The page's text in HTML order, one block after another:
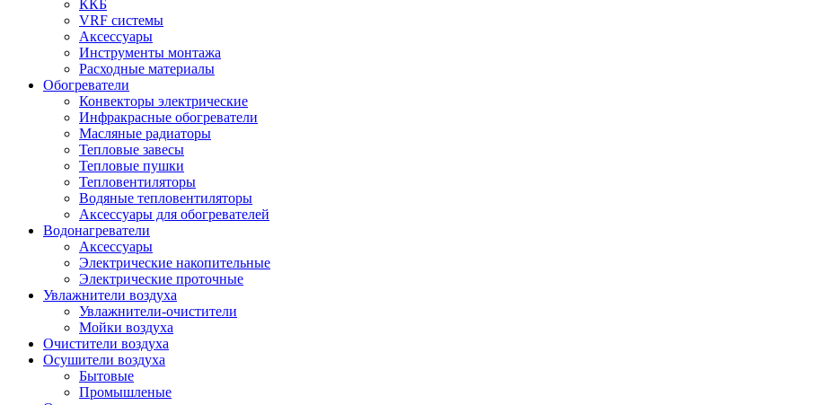
ККБ
VRF системы
Аксессуары
Инструменты монтажа
Расходные материалы
Обогреватели
Конвекторы электрические
Инфракрасные обогреватели
Масляные радиаторы
Тепловые завесы
Тепловые пушки
Тепловентиляторы
Водяные тепловентиляторы
Аксессуары для обогревателей
Водонагреватели
Аксессуары
Электрические накопительные
Электрические проточные
Увлажнители воздуха
Увлажнители-очистители
Мойки воздуха
Очистители воздуха
Осушители воздуха
Бытовые
Промышленые